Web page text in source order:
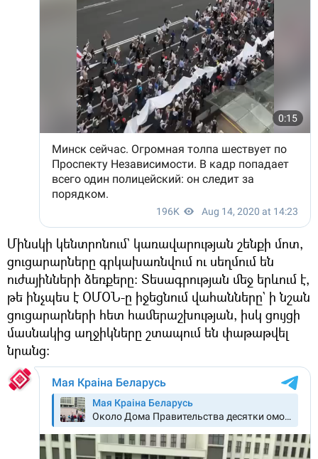
Մինսկի կենտրոնում` կառավարության շենքի մոտ,
ցուցարարները գրկախառնվում ու սեղմում են
ուժայինների ձեռքերը։ Տեսագրության մեջ երևում է,
թե ինչպես է ՕՄՕՆ-ը իջեցնում վահանները` ի նշան
ցուցարարների հետ համերաշխության, իսկ ցույցի
մասնակից աղջիկները շտապում են փաթաթվել
նրանց։